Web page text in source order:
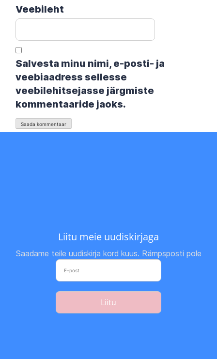
Veebileht
Salvesta minu nimi, e-posti- ja
veebiaadress sellesse
veebilehitsejasse järgmiste
kommentaaride jaoks.
Liitu meie uudiskirjaga
Saadame teile uudiskirja kord kuus. Rämpsposti pole
Liitu